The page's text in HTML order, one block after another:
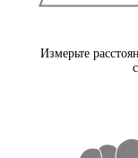
Измерьте